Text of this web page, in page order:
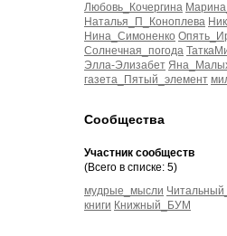
Любовь_Кочергина
Наталья_П_Коноплева
Нина_Симоненко
Солнечная_погода
Элла-Элизабет
газета_Пятый_элемент
Сообщества
Участник сообществ
(Всего в списке: 5)
мудрые_мысли
книги Книжный_БУМ